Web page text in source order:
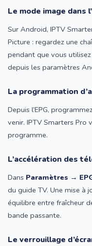
Le mode image dans
Sur Android, IPTV
Picture : regardez une
pendant que vous
depuis les paramètres
La programmation
Depuis l’EPG,
venir. IPTV Smarters
programme.
L’accélération des
Dans Paramètres →
du guide TV. Une mise à
équilibre entre fraîcheur
bande passante.
Le verrouillage